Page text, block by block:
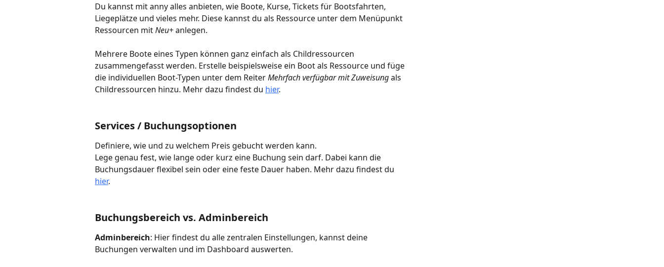
Du kannst mit anny alles anbieten, wie Boote, Kurse, Tickets für Bootsfahrten,
Liegeplätze und vieles mehr. Diese kannst du als Ressource unter dem Menüpunkt
Ressourcen mit Neu+ anlegen.
Mehrere Boote eines Typen können ganz einfach als Childressourcen
zusammengefasst werden. Erstelle beispielsweise ein Boot als Ressource und füge
die individuellen Boot-Typen unter dem Reiter Mehrfach verfügbar mit Zuweisung als
Childressourcen hinzu. Mehr dazu findest du hier.
Services / Buchungsoptionen
Definiere, wie und zu welchem Preis gebucht werden kann.
Lege genau fest, wie lange oder kurz eine Buchung sein darf. Dabei kann die
Buchungsdauer flexibel sein oder eine feste Dauer haben. Mehr dazu findest du
hier.
Buchungsbereich vs. Adminbereich
Adminbereich: Hier findest du alle zentralen Einstellungen, kannst deine
Buchungen verwalten und im Dashboard auswerten.